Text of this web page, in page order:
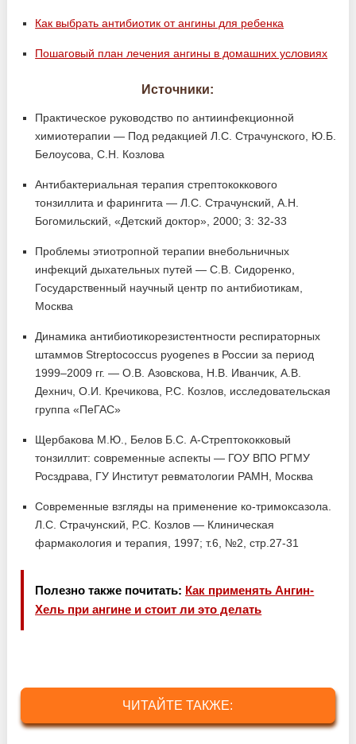
Как выбрать антибиотик от ангины для ребенка
Пошаговый план лечения ангины в домашних условиях
Источники:
Практическое руководство по антиинфекционной
химиотерапии — Под редакцией Л.С. Страчунского, Ю.Б.
Белоусова, С.Н. Козлова
Антибактериальная терапия стрептококкового
тонзиллита и фарингита — Л.С. Страчунский, А.Н.
Богомильский, «Детский доктор», 2000; 3: 32-33
Проблемы этиотропной терапии внебольничных
инфекций дыхательных путей — С.В. Сидоренко,
Государственный научный центр по антибиотикам,
Москва
Динамика антибиотикорезистентности респираторных
штаммов Streptococcus pyogenes в России за период
1999–2009 гг. — О.В. Азовскова, Н.В. Иванчик, А.В.
Дехнич, О.И. Кречикова, Р.С. Козлов, исследовательская
группа «ПеГАС»
Щербакова М.Ю., Белов Б.С. А-Стрептококковый
тонзиллит: современные аспекты — ГОУ ВПО РГМУ
Росздрава, ГУ Институт ревматологии РАМН, Москва
Современные взгляды на применение ко-тримоксазола.
Л.С. Страчунский, Р.С. Козлов — Клиническая
фармакология и терапия, 1997; т.6, №2, стр.27-31
Полезно также почитать: Как применять Ангин-
Хель при ангине и стоит ли это делать
ЧИТАЙТЕ ТАКЖЕ: